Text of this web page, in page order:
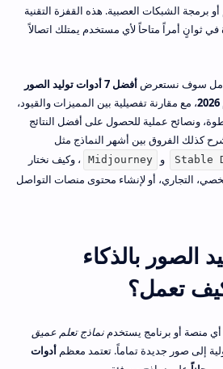
برمجة الشبكات العصبية. هذه القفزة التقنية
ثوانٍ أمراً متاحاً لأي مستخدم يمتلك اتصالاً
سوف نستعرض
أفضل 7 أدوات توليد الصور
، مع مقارنة تفصيلية بين المميزات والقيود،
ونصائح عملية للحصول على أفضل النتائج
كذلك الفروق بين أشهر النماذج مثل
Stable و Midjourney
، وكيف نختار
التجاري، أو لإنشاء محتوى منصات التواصل
الصور بالذكاء
تعمل؟
أي منصة أو برنامج يستخدم نماذج تعلم عميق
إلى صور جديدة تماماً. تعتمد معظم أدوات